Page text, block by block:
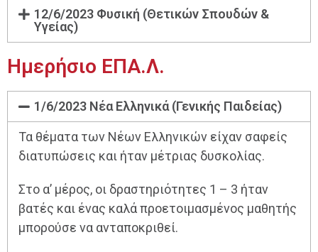
12/6/2023 Φυσική (Θετικών Σπουδών &
Υγείας)
Ημερήσιο ΕΠΑ.Λ.
1/6/2023 Νέα Ελληνικά (Γενικής Παιδείας)
Τα θέματα των Νέων Ελληνικών είχαν σαφείς
διατυπώσεις και ήταν μέτριας δυσκολίας.
Στο α’ μέρος, οι δραστηριότητες 1 – 3 ήταν
βατές και ένας καλά προετοιμασμένος μαθητής
μπορούσε να ανταποκριθεί.